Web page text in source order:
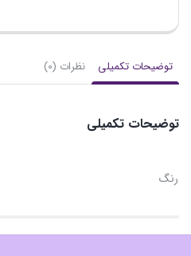
توضیحات تکمیلی نظرات (0)
توضیحات تکمیلی
رنگ